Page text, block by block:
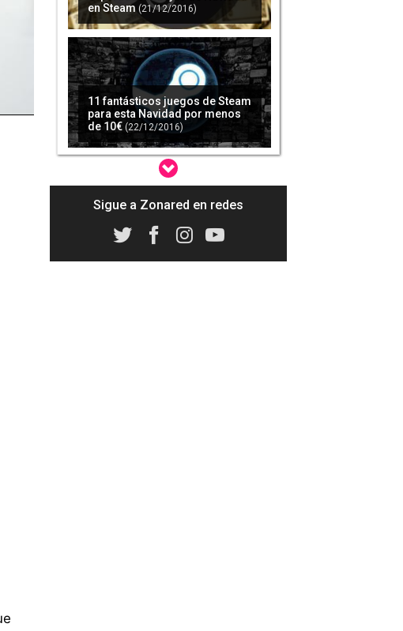
en Steam (21/12/2016)
11 fantásticos juegos de Steam
para esta Navidad por menos
de 10€ (22/12/2016)
Steam caído durante las
rebajas de Navidad (23/12/2016)
Sigue a Zonared en redes